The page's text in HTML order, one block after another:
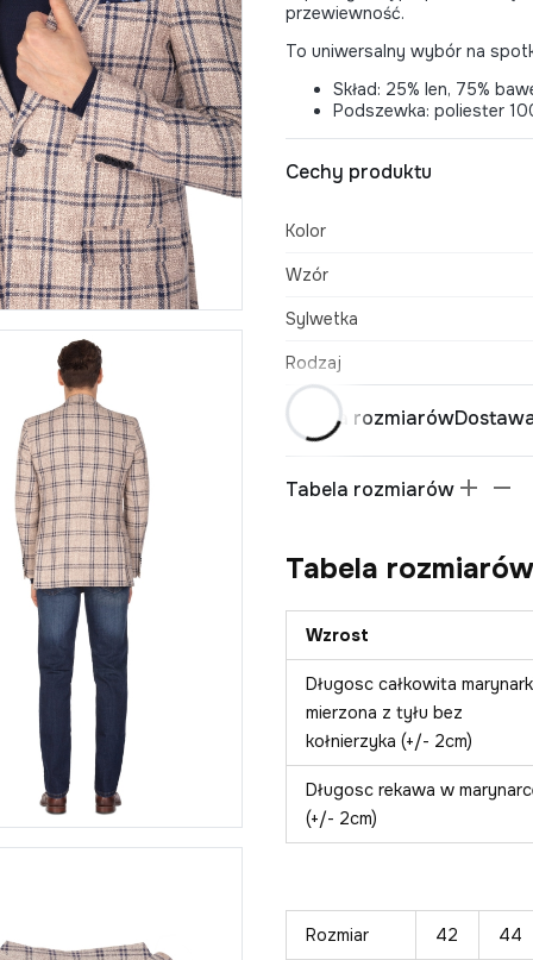
przewiewność.
To uniwersalny wybór na
Skład: 25% len, 75%
Podszewka: poliester
Cechy produktu
Kolor
Wzór
Sylwetka
Rodzaj
Tabela rozmiarów
Tabela rozmiarów
Tabela
Wzrost
Długosc całkowita
mierzona z tyłu bez
kołnierzyka (+/- 2cm)
Długosc rekawa w
(+/- 2cm)
Rozmiar 42 44